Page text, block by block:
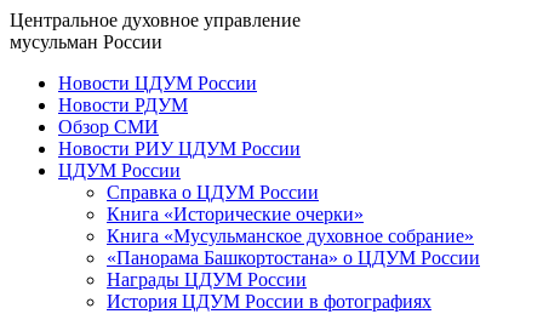
Центральное духовное управление
мусульман России
Новости ЦДУМ России
Новости РДУМ
Обзор СМИ
Новости РИУ ЦДУМ России
ЦДУМ России
Справка о ЦДУМ России
Книга «Исторические очерки»
Книга «Мусульманское духовное собрание»
«Панорама Башкортостана» о ЦДУМ России
Награды ЦДУМ России
История ЦДУМ России в фотографиях